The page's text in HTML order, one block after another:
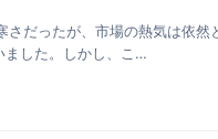
さだったが、市場の熱気は依
ました。しかし、こ…